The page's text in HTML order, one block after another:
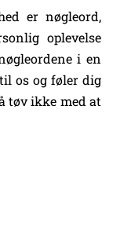
er nøgleord,
oplevelse
i en
os og føler dig
tøv ikke med at